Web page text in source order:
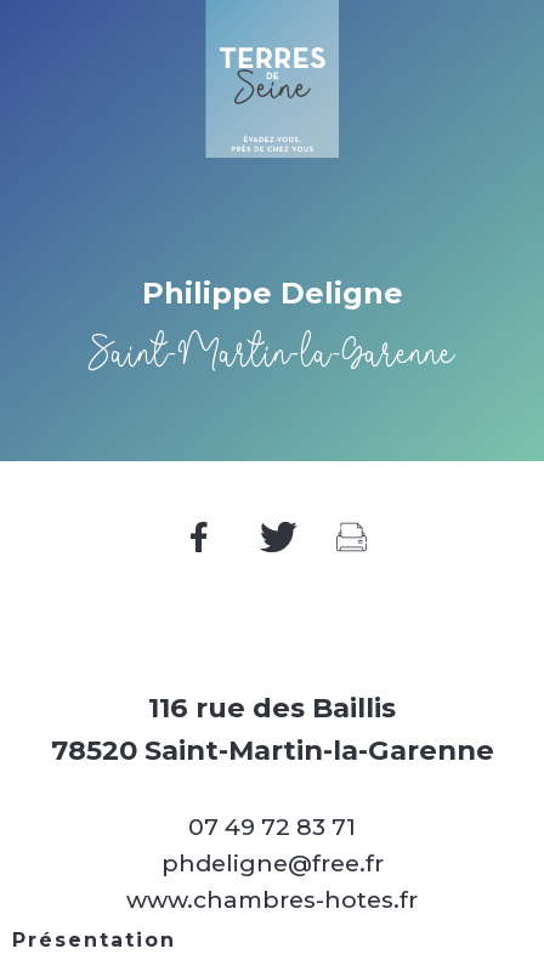
Philippe Deligne
Saint-Martin-la-Garenne
116 rue des Baillis
78520 Saint-Martin-la-Garenne
07 49 72 83 71
phdeligne@free.fr
www.chambres-hotes.fr
Présentation